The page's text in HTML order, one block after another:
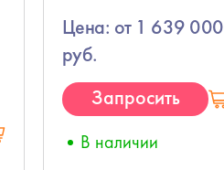
Цена: от 1 639 000
руб.
Запросить
В наличии